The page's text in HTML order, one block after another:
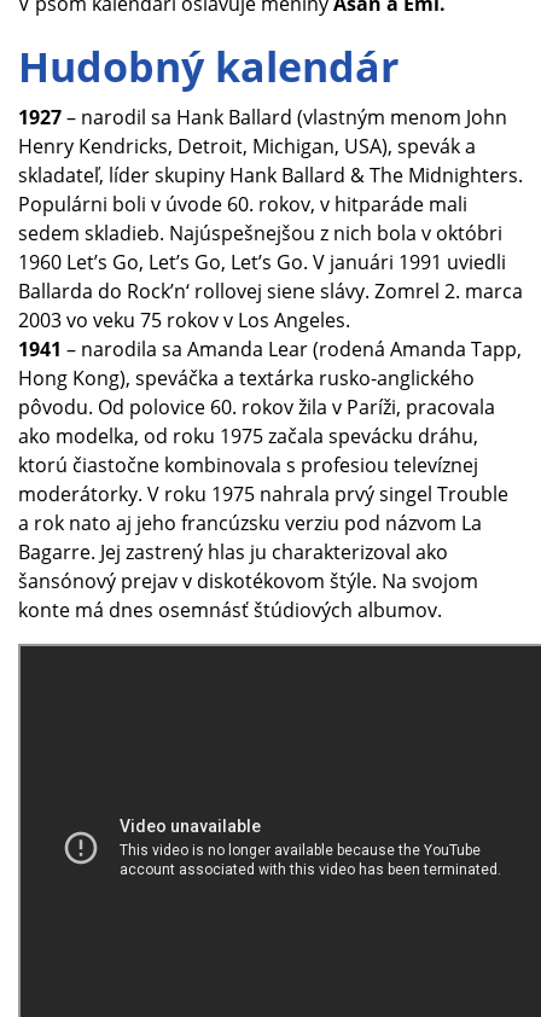
Hudobný kalendár
1927– narodil sa Hank Ballard (vlastným menom John
Henry Kendricks, Detroit, Michigan, USA), spevák a
skladateľ, líder skupiny Hank Ballard & The Midnighters.
Populárni boli v úvode 60. rokov, v hitparáde mali
sedem skladieb. Najúspešnejšou z nich bola v októbri
1960 Let’s Go, Let’s Go, Let’s Go. V januári 1991 uviedli
Ballarda do Rock’n‘ rollovej siene slávy. Zomrel 2. marca
2003 vo veku 75 rokov v Los Angeles.
1941 – narodila sa Amanda Lear (rodená Amanda Tapp,
Hong Kong), speváčka a textárka rusko-anglického
pôvodu. Od polovice 60. rokov žila v Paríži, pracovala
ako modelka, od roku 1975 začala spevácku dráhu,
ktorú čiastočne kombinovala s profesiou televíznej
moderátorky. V roku 1975 nahrala prvý singel Trouble
a rok nato aj jeho francúzsku verziu pod názvom La
Bagarre. Jej zastrený hlas ju charakterizoval ako
šansónový prejav v diskotékovom štýle. Na svojom
konte má dnes osemnásť štúdiových albumov.